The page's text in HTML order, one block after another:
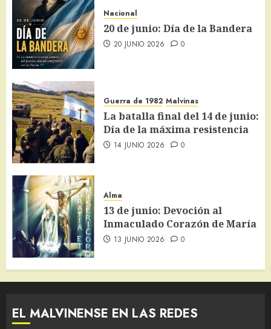
Nacional
20 de junio: Día de la Bandera
20 JUNIO 2026 0
Guerra de 1982 Malvinas
La batalla final del 14 de junio:
Día de la máxima resistencia
14 JUNIO 2026 0
Alma
13 de junio: Devoción al
Inmaculado Corazón de María
13 JUNIO 2026 0
EL MALVINENSE EN LAS REDES